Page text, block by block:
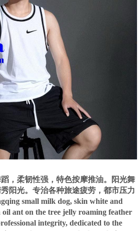
，柔韧性强，特色按摩推油。阳光舞
阳光。专治各种旅途疲劳，都市压力
small milk dog, skin white and
oil ant on the tree jelly roaming feather
integrity, dedicated to the